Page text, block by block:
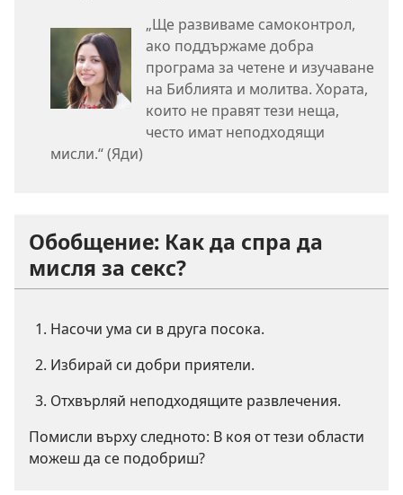
„Ще развиваме самоконтрол,
ако поддържаме добра
програма за четене и изучаване
на Библията и молитва. Хората,
които не правят тези неща,
често имат неподходящи
мисли.“ (Яди)
Обобщение: Как да спра да
мисля за секс?
Насочи ума си в друга посока.
Избирай си добри приятели.
Отхвърляй неподходящите развлечения.
Помисли върху следното: В коя от тези области
можеш да се подобриш?